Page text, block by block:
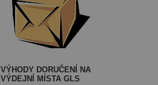
VÝHODY DORUČENÍ NA
VÝDEJNÍ MÍSTA GLS